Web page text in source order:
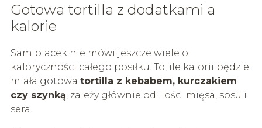
Gotowa tortilla z dodatkami a
kalorie
Sam placek nie mówi jeszcze wiele o
kaloryczności całego posiłku. To, ile kalorii będzie
miała gotowa tortilla z kebabem, kurczakiem
czy szynką, zależy głównie od ilości mięsa, sosu i
sera.